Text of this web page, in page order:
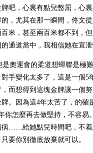
吧，心裏有點兒憋屈，心
，尤其在那一瞬間，佟文
米，甚至兩百米都不到，
通道當中，我相信她在宣泄
奧運會的柔道想蟬聯是極
手變化太多了，這是一個
而想得到這塊金牌讓一個
。因為這4年太苦了，的
你怎麼再去做堅持，不容
……給她點兒時間吧，不着
要你別徹底放棄就可以。